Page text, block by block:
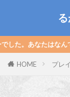
たはなんでしたか？
HOME プレ